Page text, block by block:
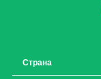
Страна